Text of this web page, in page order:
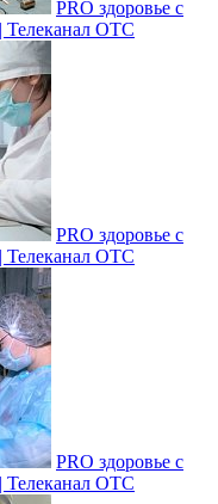
PRO здоровье с
Телеканал ОТС
PRO здоровье с
Телеканал ОТС
PRO здоровье с
Телеканал ОТС